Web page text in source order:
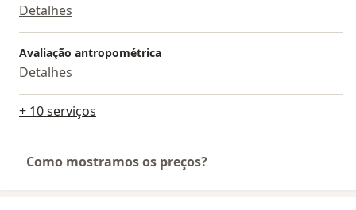
Detalhes
Avaliação antropométrica
Detalhes
+ 10 serviços
Como mostramos os preços?